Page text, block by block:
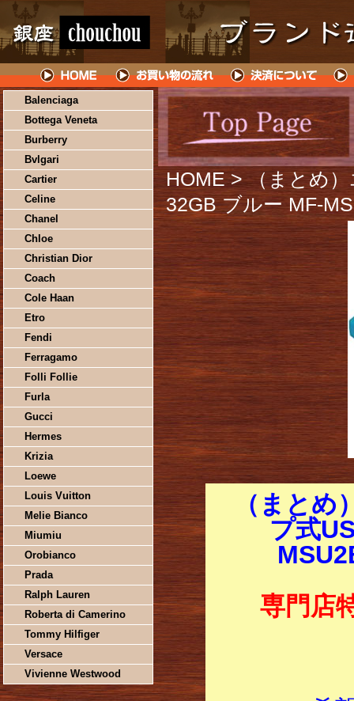
Balenciaga
Bottega Veneta
Burberry
Bvlgari
Cartier
Celine
Chanel
Chloe
Christian Dior
Coach
Cole Haan
Etro
Fendi
Ferragamo
Folli Follie
Furla
Gucci
Hermes
Krizia
Loewe
Louis Vuitton
Melie Bianco
Miumiu
Orobianco
Prada
Ralph Lauren
Roberta di Camerino
Tommy Hilfiger
Versace
Vivienne Westwood
HOME > （まとめ
32GB ブルー MF-
（まと
プ式
専門店